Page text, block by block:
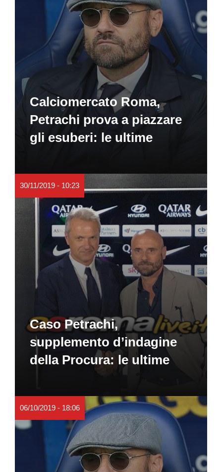
Calciomercato Roma,
Petrachi prova a piazzare
gli esuberi: le ultime
30/11/2019 - 10:23
Caso Petrachi,
supplemento d’indagine
della Procura: le ultime
06/10/2019 - 18:06